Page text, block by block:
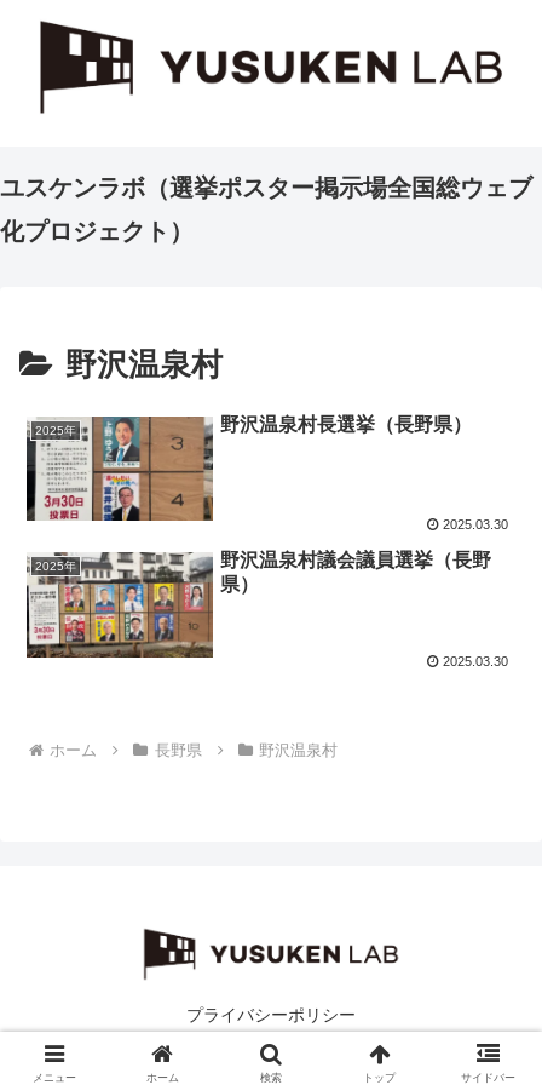
ユスケンラボ（選挙ポスター掲示場全国総ウェブ
化プロジェクト）
野沢温泉村
2025年 野沢温泉村長選挙（長野県）
2025.03.30
2025年
野沢温泉村議会議員選挙（長野
県）
2025.03.30
ホーム 長野県 野沢温泉村
プライバシーポリシー
© 2019-2026 ユスケンラボ.
メニュー ホーム 検索 トップ サイドバー